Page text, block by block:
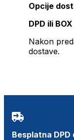
Opcije
DPD ili
Nakon
dostave.
Besplatna